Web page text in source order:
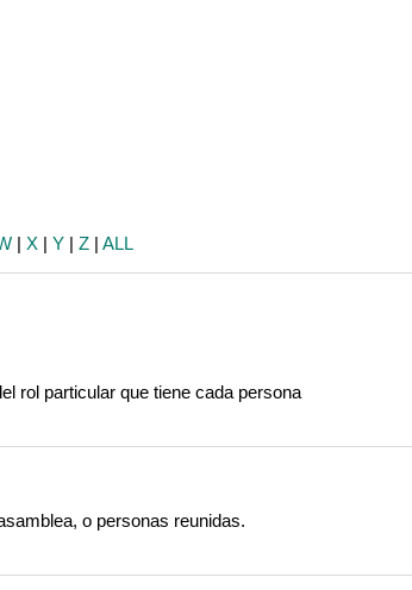
|X |Y |Z |ALL
rol particular que tiene cada persona
o personas reunidas.